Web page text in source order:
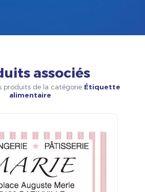
associés
produits de la catégorie Étiquette
alimentaire